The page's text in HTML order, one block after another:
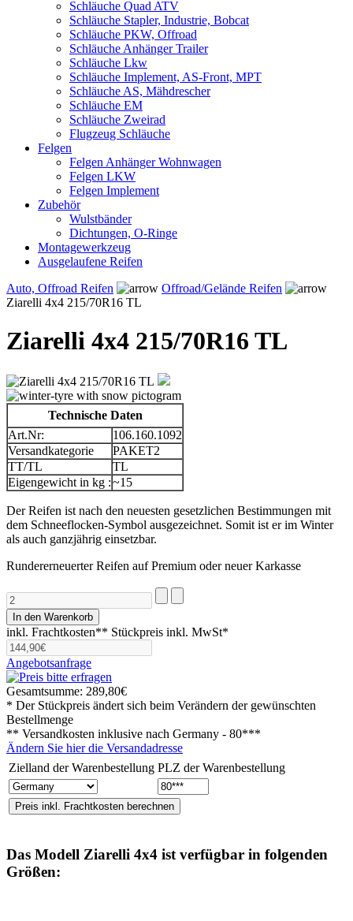
Schläuche Quad ATV
Schläuche Stapler, Industrie, Bobcat
Schläuche PKW, Offroad
Schläuche Anhänger Trailer
Schläuche Lkw
Schläuche Implement, AS-Front, MPT
Schläuche AS, Mähdrescher
Schläuche EM
Schläuche Zweirad
Flugzeug Schläuche
Felgen
Felgen Anhänger Wohnwagen
Felgen LKW
Felgen Implement
Zubehör
Wulstbänder
Dichtungen, O-Ringe
Montagewerkzeug
Ausgelaufene Reifen
Auto, Offroad Reifen
Offroad/Gelände Reifen
Ziarelli 4x4 215/70R16 TL
Ziarelli 4x4 215/70R16 TL
Technische Daten
Art.Nr:
106.160.1092
Versandkategorie
PAKET2
TT/TL
TL
Eigengewicht in kg :~15
Der Reifen ist nach den neuesten gesetzlichen Bestimmungen mit
dem Schneeflocken-Symbol ausgezeichnet. Somit ist er im Winter
als auch ganzjährig einsetzbar.
Rundererneuerter Reifen auf Premium oder neuer Karkasse
inkl. Frachtkosten** Stückpreis inkl. MwSt*
Angebotsanfrage
Gesamtsumme: 289,80€
* Der Stückpreis ändert sich beim Verändern der gewünschten
Bestellmenge
** Versandkosten inklusive nach Germany - 80***
Ändern Sie hier die Versandadresse
Zielland der Warenbestellung PLZ der Warenbestellung
Das Modell Ziarelli 4x4 ist verfügbar in folgenden
Größen: